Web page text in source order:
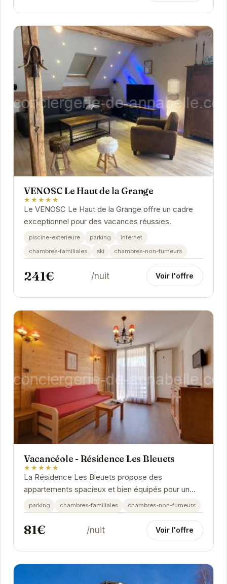
VENOSC Le Haut de la Grange
★★★★★
Le VENOSC Le Haut de la Grange offre un cadre
exceptionnel pour des vacances réussies.
piscine-exterieure parking
internet
chambres-familiales
ski chambres-non-fumeurs
241€ /nuit Voir l'offre
Vacancéole - Résidence Les Bleuets
★★★★★
La Résidence Les Bleuets propose des
appartements spacieux et bien équipés pour un
séjour confortable aux Deux Alpes.
parking chambres-familiales chambres-non-fumeurs
81€ /nuit Voir l'offre